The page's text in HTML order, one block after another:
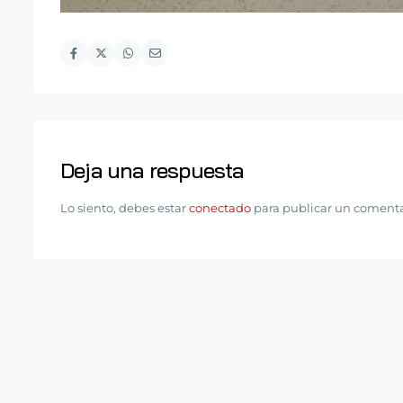
Deja una respuesta
Lo siento, debes estarconectado para publicar un